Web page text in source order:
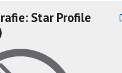
Star Profile